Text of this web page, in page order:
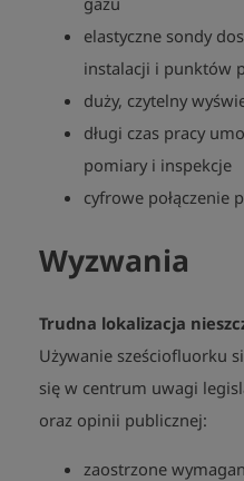
elastyczne sondy
instalacji i punktów
duży, czytelny
długi czas pracy
pomiary i inspekcje
cyfrowe połączenie
Wyzwania
Trudna lokalizacja
Używanie sześciofluorku
się w centrum uwagi
oraz opinii publicznej:
zaostrzone